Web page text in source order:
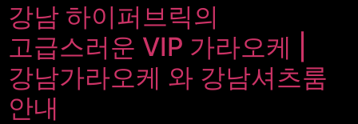
강남 하이퍼브릭의
고급스러운 VIP 가라오케 |
강남가라오케 와 강남셔츠룸
안내